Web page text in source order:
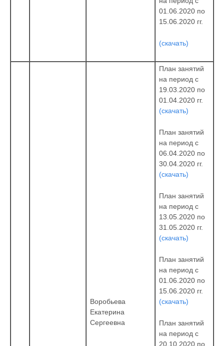
01.06.2020 по
15.06.2020 гг.
(скачать)
Воробьева
Екатерина
Сергеевна
План занятий
на период с
19.03.2020 по
01.04.2020 гг.
(скачать)
План занятий
на период с
06.04.2020 по
30.04.2020 гг.
(скачать)
План занятий
на период с
13.05.2020 по
31.05.2020 гг.
(скачать)
План занятий
на период с
01.06.2020 по
15.06.2020 гг.
(скачать)
План занятий
на период с
20.10.2020 по